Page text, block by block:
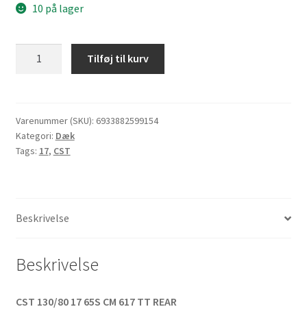
10 på lager
130/80
-
17
antal
Tilføj til kurv
Varenummer (SKU): 6933882599154
Kategori: Dæk
Tags: 17, CST
Beskrivelse
Beskrivelse
CST 130/80 17 65S CM 617 TT REAR